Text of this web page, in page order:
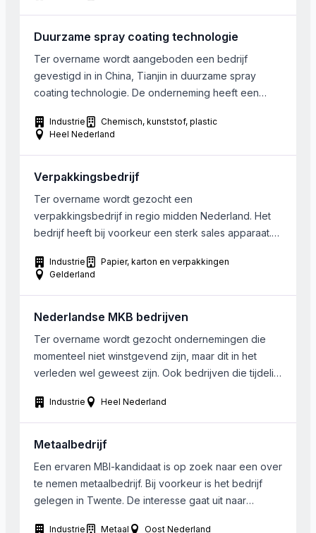
Duurzame spray coating technologie
Ter overname wordt aangeboden een bedrijf
gevestigd in in China, Tianjin in duurzame spray
coating technologie. De onderneming heeft een
truck bedrijven,er worden daar >100 Nitrotherm
apparaten geinstalleerd. Hiermee wordt de uitstoot
Sinds het laatste jaar zijn ze bezig zich te
transformeren […]
Industrie
Chemisch, kunststof, plastic
Heel Nederland
Verpakkingsbedrijf
Ter overname wordt gezocht een
verpakkingsbedrijf in regio midden Nederland. Het
bedrijf heeft bij voorkeur een sterk sales apparaat.
Industrie
Papier, karton en verpakkingen
Gelderland
Nederlandse MKB bedrijven
Ter overname wordt gezocht ondernemingen die
momenteel niet winstgevend zijn, maar dit in het
verleden wel geweest zijn. Ook bedrijven die tijdelijk
partij gaat per voorkeur een samenwerking aan met
de huidige eigenaar om het bedrijf in de toekomst
weer gezond te krijgen. Branche en regio zijn van
Industrie Heel Nederland
Metaalbedrijf
Een ervaren MBI-kandidaat is op zoek naar een over
te nemen metaalbedrijf. Bij voorkeur is het bedrijf
gelegen in Twente. De interesse gaat uit naar
Industrie Metaal Oost Nederland